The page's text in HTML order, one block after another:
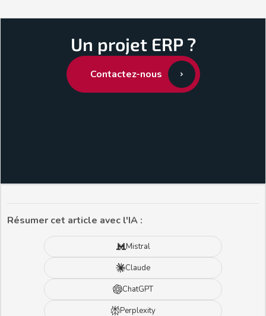
Un projet ERP ?
Contactez-nous
Résumer cet article avec l'IA :
Mistral
Claude
ChatGPT
Perplexity